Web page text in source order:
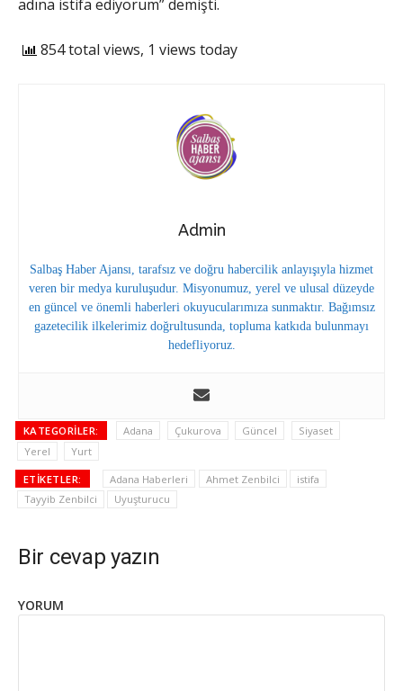
adına istifa ediyorum” demişti.
854 total views, 1 views today
Admin
Salbaş Haber Ajansı, tarafsız ve doğru habercilik anlayışıyla hizmet
veren bir medya kuruluşudur. Misyonumuz, yerel ve ulusal düzeyde
en güncel ve önemli haberleri okuyucularımıza sunmaktır. Bağımsız
gazetecilik ilkelerimiz doğrultusunda, topluma katkıda bulunmayı
hedefliyoruz.
KATEGORILER: Adana Çukurova Güncel
Siyaset
Yerel
Yurt
ETIKETLER: Adana Haberleri Ahmet Zenbilci
istifa
Tayyib Zenbilci
Uyuşturucu
Bir cevap yazın
YORUM